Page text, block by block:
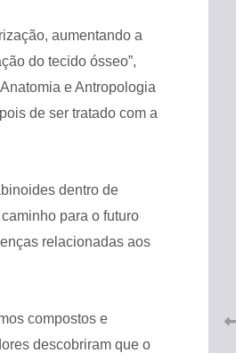
aumentando a
do tecido ósseo”,
e Antropologia
de ser tratado com a
dentro de
para o futuro
relacionadas aos
compostos e
descobriram que o
renova parceria com
e garante continuidade
de 2026